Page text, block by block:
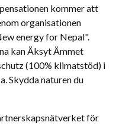
kommer att
organisationen
energy for Nepal".
kan Äksyt Ämmet
(100% klimatstöd) i
Skydda naturen du
för